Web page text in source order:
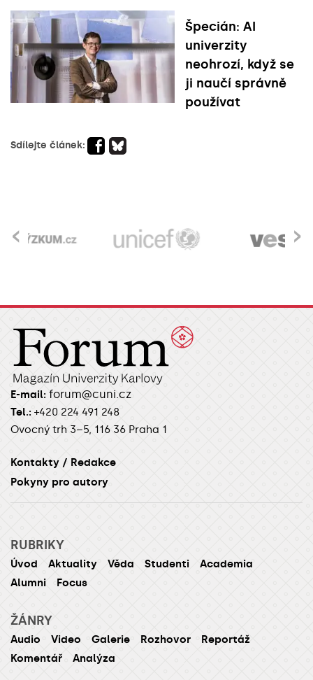
Špecián: AI
univerzity
neohrozí, když se
ji naučí správně
používat
Sdílejte článek:
›
‹
E-mail: forum@cuni.cz
Tel.: +420 224 491 248
Ovocný trh 3–5, 116 36 Praha 1
Kontakty / Redakce
Pokyny pro autory
RUBRIKY
Úvod Aktuality Věda Studenti
Academia
Alumni
Focus
ŽÁNRY
Audio Video Galerie Rozhovor
Reportáž
Komentář
Analýza